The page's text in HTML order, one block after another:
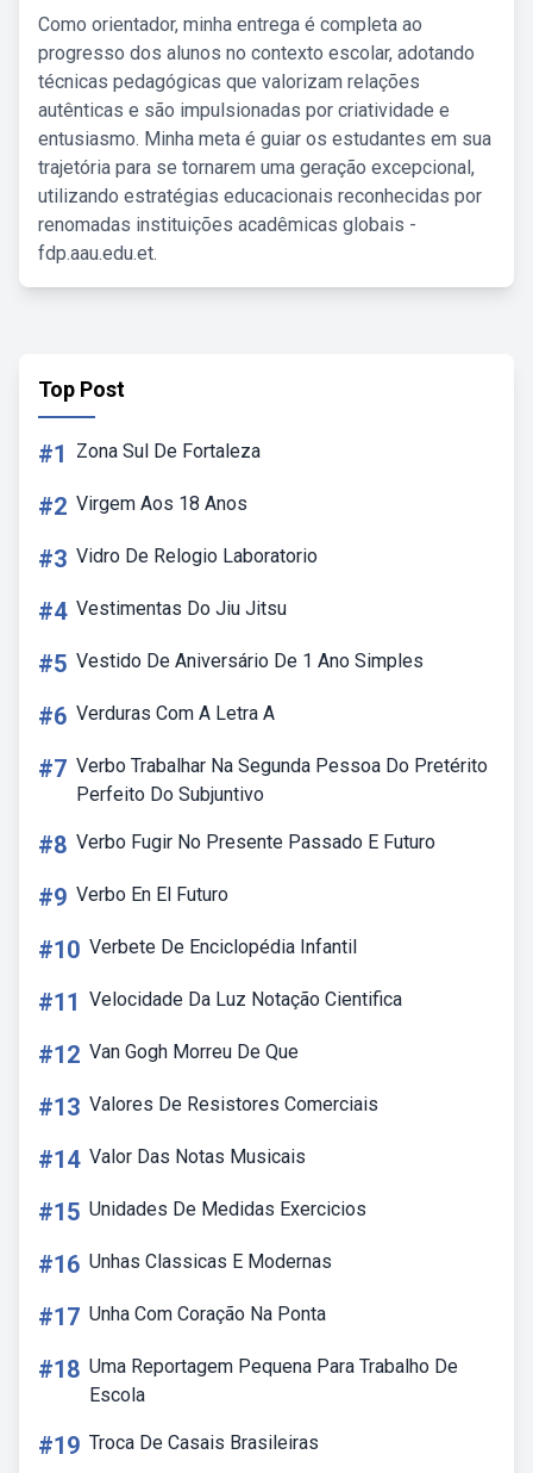
Como orientador, minha entrega é completa ao
progresso dos alunos no contexto escolar, adotando
técnicas pedagógicas que valorizam relações
autênticas e são impulsionadas por criatividade e
entusiasmo. Minha meta é guiar os estudantes em sua
trajetória para se tornarem uma geração excepcional,
utilizando estratégias educacionais reconhecidas por
renomadas instituições acadêmicas globais -
fdp.aau.edu.et.
Top Post
#1 Zona Sul De Fortaleza
#2 Virgem Aos 18 Anos
#3 Vidro De Relogio Laboratorio
#4 Vestimentas Do Jiu Jitsu
#5 Vestido De Aniversário De 1 Ano Simples
#6 Verduras Com A Letra A
#7 Verbo Trabalhar Na Segunda Pessoa Do Pretérito
Perfeito Do Subjuntivo
#8 Verbo Fugir No Presente Passado E Futuro
#9 Verbo En El Futuro
#10 Verbete De Enciclopédia Infantil
#11 Velocidade Da Luz Notação Cientifica
#12 Van Gogh Morreu De Que
#13 Valores De Resistores Comerciais
#14 Valor Das Notas Musicais
#15 Unidades De Medidas Exercicios
#16 Unhas Classicas E Modernas
#17 Unha Com Coração Na Ponta
#18 Uma Reportagem Pequena Para Trabalho De
Escola
#19 Troca De Casais Brasileiras